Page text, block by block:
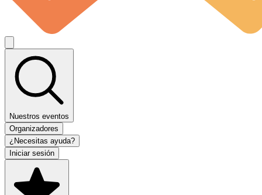
Nuestros eventos
Organizadores
¿Necesitas ayuda?
Iniciar sesión